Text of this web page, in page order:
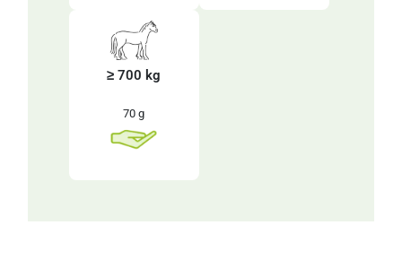
≥ 700 kg
70 g